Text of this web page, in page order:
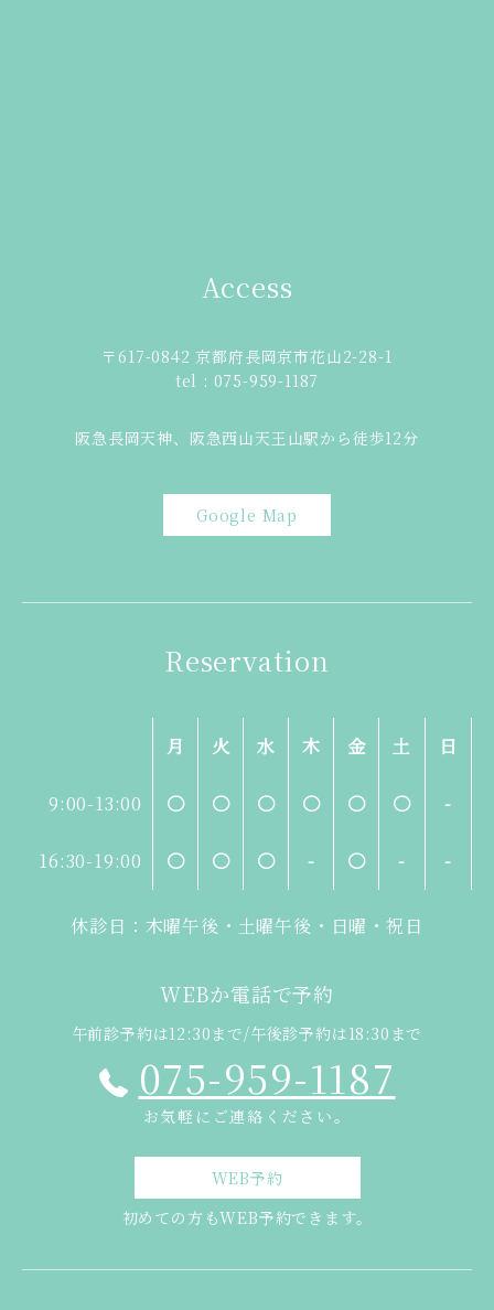
Access
〒617-0842 京都府長岡京市花山2-28-1
tel : 075-959-1187
阪急長岡天神、阪急西山天王山駅から徒歩12分
Google Map
Reservation
月 火 水 木 金 土 日
9:00-13:00 〇 〇 〇 〇 〇 〇 -
16:30-19:00 〇 〇 〇 - 〇 - -
休診日：木曜午後・土曜午後・日曜・祝日
WEBか電話で予約
午前診予約は12:30まで/午後診予約は18:30まで
075-959-1187
お気軽にご連絡ください。
WEB予約
初めての方もWEB予約できます。